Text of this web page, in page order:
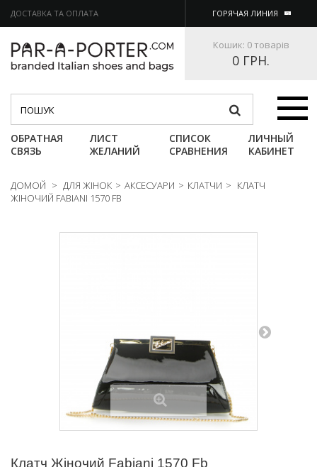
ДОСТАВКА ТА ОПЛАТА ГОРЯЧАЯ ЛИНИЯ
Кошик: 0 товарів
0 ГРН.
Категории
ОБРАТНАЯ
СВЯЗЬ
ЛИСТ
ЖЕЛАНИЙ
СПИСОК
СРАВНЕНИЯ
ЛИЧНЫЙ
КАБИНЕТ
ДОМОЙ > ДЛЯ ЖІНОК > АКСЕСУАРИ > КЛАТЧИ > КЛАТЧ
ЖІНОЧИЙ FABIANI 1570 FB
Клатч Жіночий Fabiani 1570 Fb